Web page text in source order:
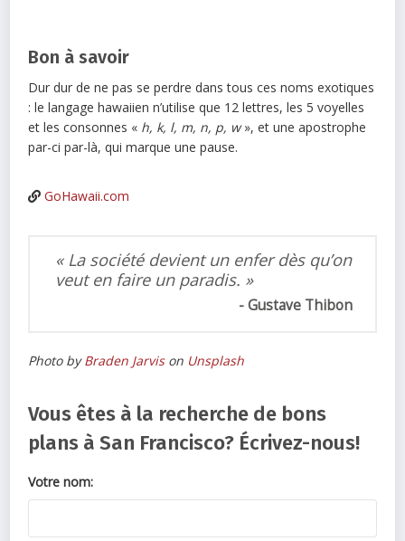
Bon à savoir
Dur dur de ne pas se perdre dans tous ces noms exotiques
: le langage hawaiien n’utilise que 12 lettres, les 5 voyelles
et les consonnes « h, k, l, m, n, p, w», et une apostrophe
par-ci par-là, qui marque une pause.
GoHawaii.com
« La société devient un enfer dès qu’on
veut en faire un paradis. »
Gustave Thibon
Photo byBraden Jarvison Unsplash
Vous êtes à la recherche de bons
plans à San Francisco? Écrivez-nous!
Votre nom: